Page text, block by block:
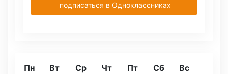
подписаться в Одноклассниках
Пн Вт Ср Чт Пт Сб Вс